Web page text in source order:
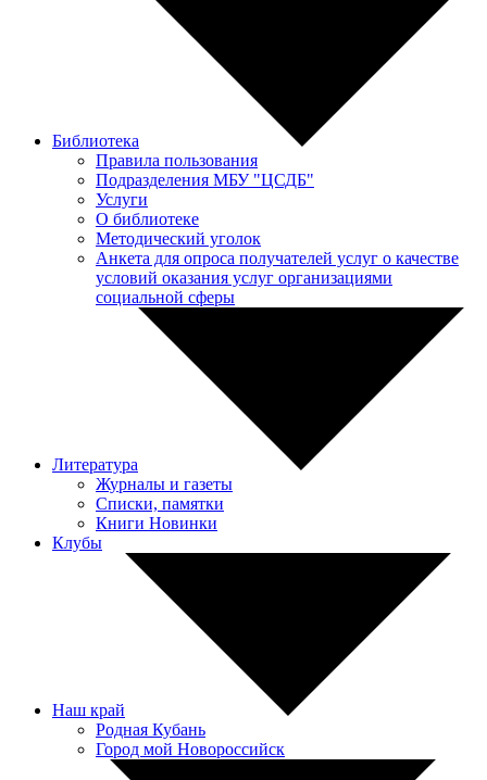
Библиотека
Правила пользования
Подразделения МБУ "ЦСДБ"
Услуги
О библиотеке
Методический уголок
Анкета для опроса получателей услуг о качестве
условий оказания услуг организациями
социальной сферы
Литература
Журналы и газеты
Списки, памятки
Книги Новинки
Клубы
Наш край
Родная Кубань
Город мой Новороссийск